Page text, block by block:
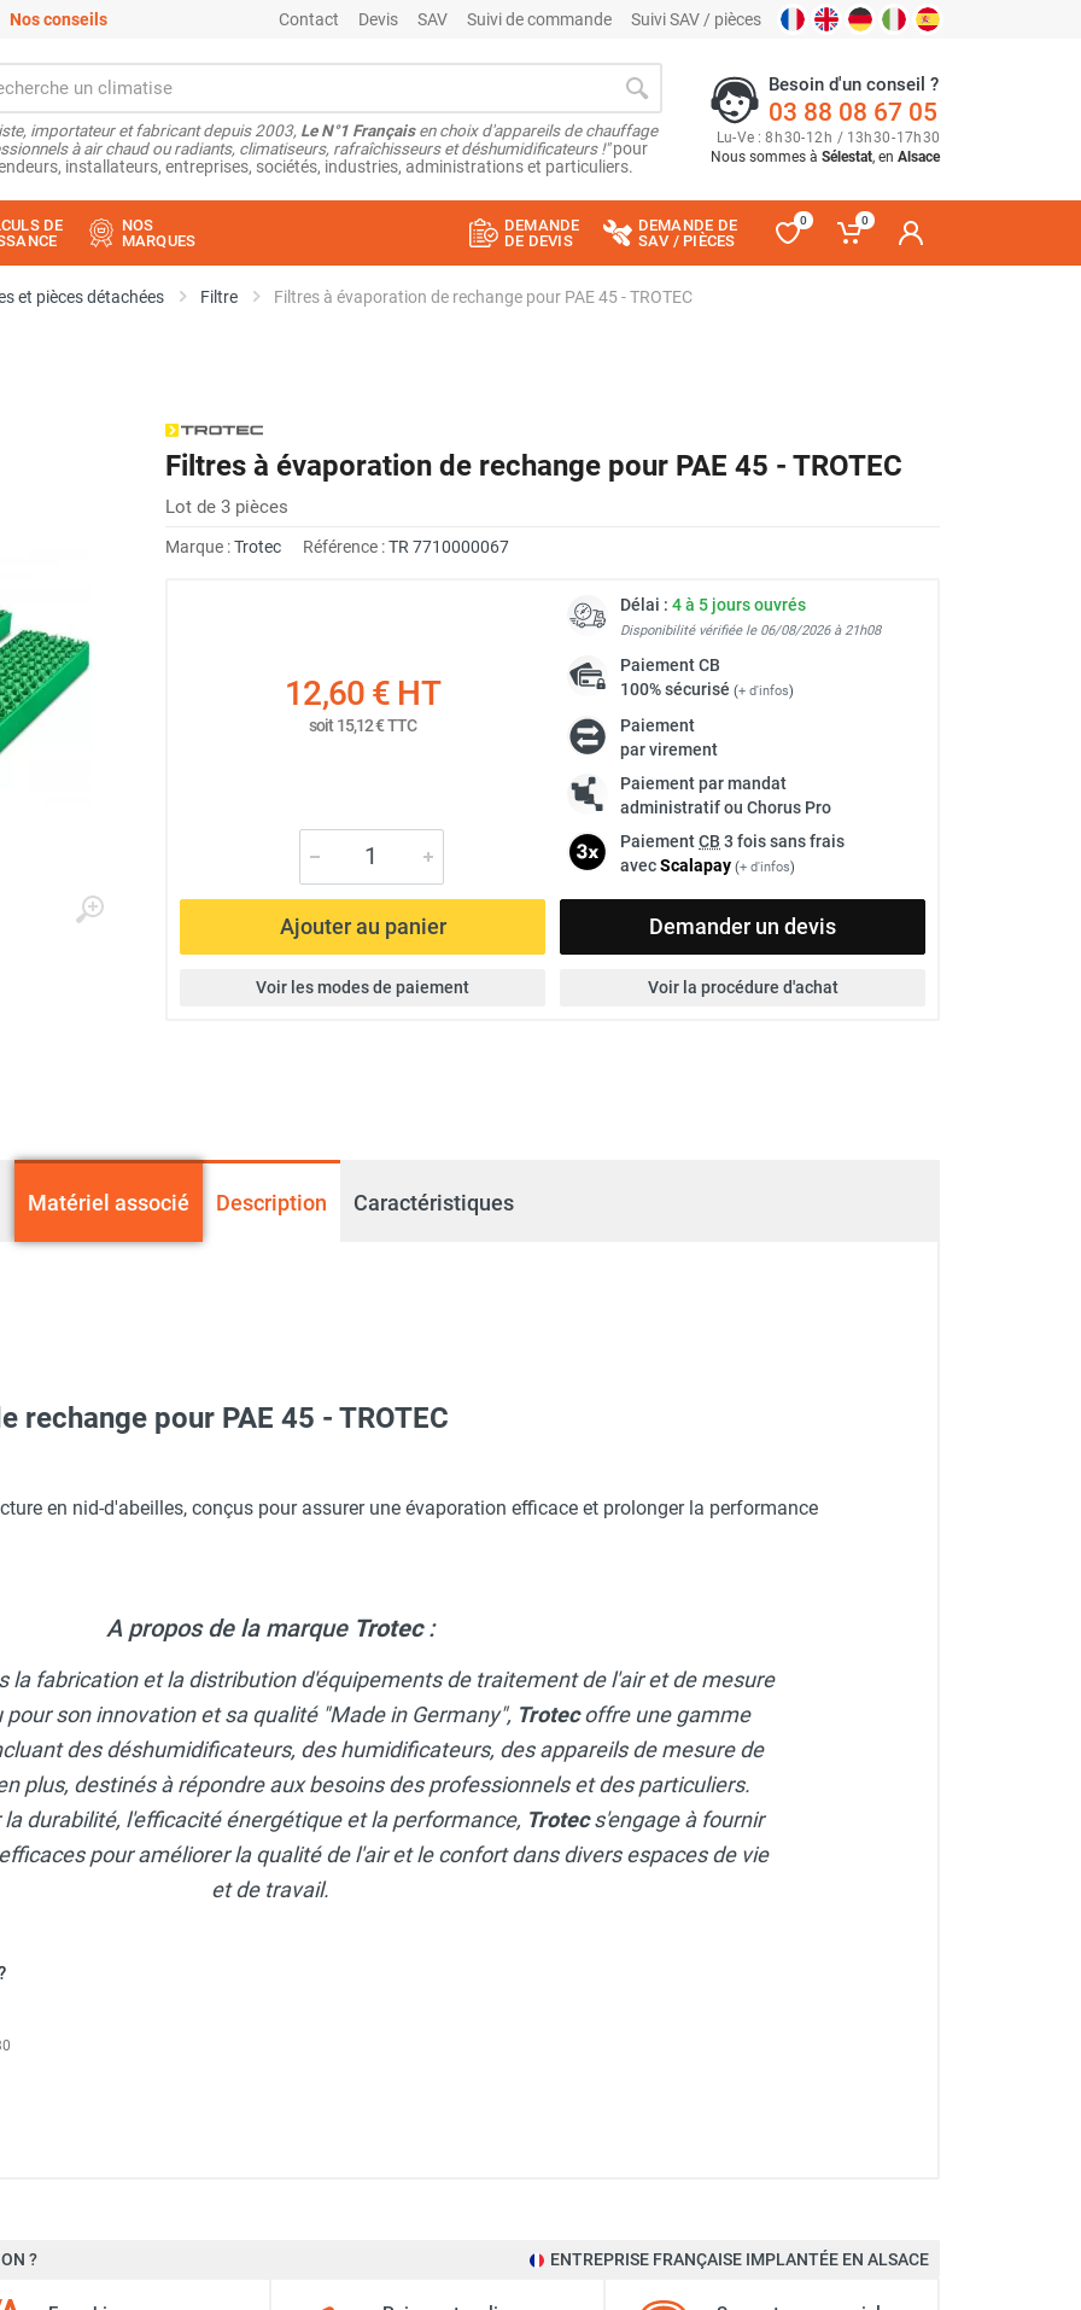
Nos conseils Contact Devis SAV Suivi de commande Suivi SAV / pièces
importateur et fabricant depuis 2003, Le N°1 Françaisen choix d'appareils de chauffage
à air chaud ou radiants, climatiseurs, rafraîchisseurs et déshumidificateurs !"pour
installateurs, entreprises, sociétés, industries, administrations et particuliers.
Besoin d'un conseil ?
03 88 08 67 05
Lu-Ve : 8h30-12h / 13h30-17h30
Nous sommes à Sélestat, en Alsace
DE
NOS
MARQUES
DEMANDE
DE DEVIS
DEMANDE DE
SAV / PIÈCES
0 0
et pièces détachées Filtre Filtres à évaporation de rechange pour PAE 45 - TROTEC
Filtres à évaporation de rechange pour PAE 45 - TROTEC
Lot de 3 pièces
Marque :Trotec Référence :TR 7710000067
12,60 € HT
soit15,12 €TTC
Délai : 4 à 5 jours ouvrés
Disponibilité vérifiée le 06/08/2026 à 21h08
PaiementCB
100% sécurisé (+ d'infos)
Paiement
par virement
Paiement par mandat
administratif ou Chorus Pro
PaiementCB 3 fois sans frais
avecScalapay (+ d'infos)
Ajouter au panier Demander un devis
Voir les modes de paiement Voir la procédure d'achat
Matériel associé Description Caractéristiques
d'air PAE 45 - TROTEC
rechange pour PAE 45 - TROTEC
en nid-d'abeilles, conçus pour assurer une évaporation efficace et prolonger la performance
A propos de la marque Trotec:
la fabrication et la distribution d'équipements de traitement de l'air et de mesure
pour son innovation et sa qualité "Made in Germany", Trotecoffre une gamme
des déshumidificateurs, des humidificateurs, des appareils de mesure de
plus, destinés à répondre aux besoins des professionnels et des particuliers.
durabilité, l'efficacité énergétique et la performance, Trotecs'engage à fournir
pour améliorer la qualité de l'air et le confort dans divers espaces de vie
et de travail.
? ENTREPRISE FRANÇAISE IMPLANTÉE EN ALSACE